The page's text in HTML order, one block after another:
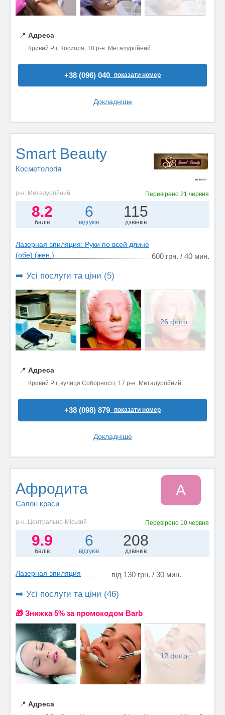
📍 Адреса
Кривий Ріг, Косиора, 10 р-н. Металургійний
+38 (096) 040..показати номер
Докладніше
Smart Beauty
Косметологія
р-н. Металургійний Перевірено21 червня
8.2
балів
6
відгуків
115
дзвінків
Лазерная эпиляция: Руки по всей длине
(обе) (жен.)
600 грн. / 40 мин.
➡️ Усі послуги та ціни (5)
26 фото
📍 Адреса
Кривий Ріг, вулиця Соборності, 17 р-н. Металургійний
+38 (098) 879..показати номер
Докладніше
Афродита
Салон краси
А
р-н. Центрально-Міський Перевірено 10 червня
9.9
балів
6
відгуків
208
дзвінків
Лазерная эпиляция від 130 грн. / 30 мин.
➡️ Усі послуги та ціни (46)
🎁 Знижка 5% за промокодом Barb
12 фото
📍 Адреса